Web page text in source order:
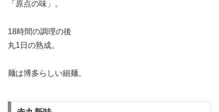
「原点の味」。
18時間の調理の後
丸1日の熟成。
麺は博多らしい細麺。